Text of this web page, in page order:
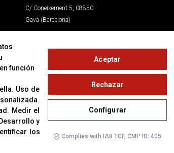
C/ Coneixement 5, 08850
Gavà (Barcelona)
corver@corver.es
www.corver.es
función
. Uso de
.
. Medir el
Desarrollo y
los
Configurar
Rechazar
Aceptar
Complies with IAB TCF, CMP ID: 405